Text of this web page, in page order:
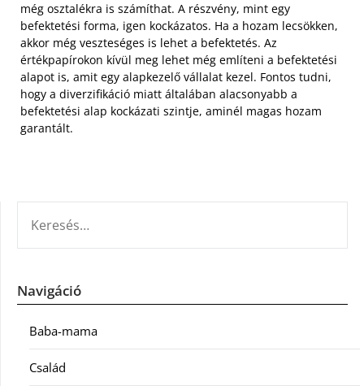
még osztalékra is számíthat. A részvény, mint egy
befektetési forma, igen kockázatos. Ha a hozam lecsökken,
akkor még veszteséges is lehet a befektetés. Az
értékpapírokon kívül meg lehet még említeni a befektetési
alapot is, amit egy alapkezelő vállalat kezel. Fontos tudni,
hogy a diverzifikáció miatt általában alacsonyabb a
befektetési alap kockázati szintje, aminél magas hozam
garantált.
Navigáció
Baba-mama
Család